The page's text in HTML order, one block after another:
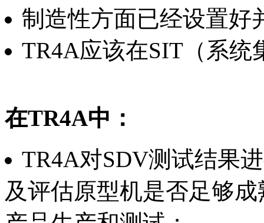
制造性方面已经设置好
TR4A应该在SIT（系统
在TR4A中：
TR4A对SDV测试结果
及评估原型机是否足够